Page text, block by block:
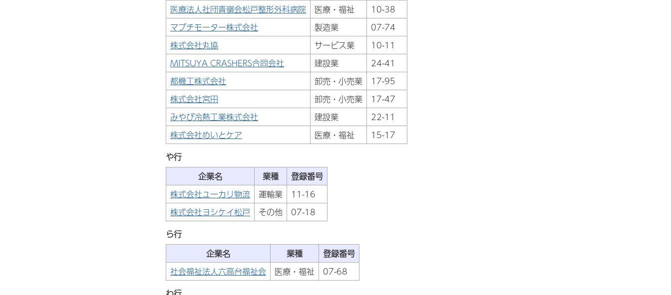
医療法人社団青嶺会松戸整形外科病院
医療・福祉
10-38
マブチモーター株式会社
製造業
07-74
株式会社丸協
サービス業
10-11
MITSUYA CRASHERS合同会社
建設業
24-41
都機工株式会社
卸売・小売業
17-95
株式会社宮田
卸売・小売業
17-47
みやび冷熱工業株式会社
建設業
22-11
株式会社めいとケア
医療・福祉
15-17
や行
企業名
業種
登録番号
株式会社ユーカリ物流
運輸業
11-16
株式会社ヨシケイ松戸
その他
07-18
ら行
企業名
業種
登録番号
社会福祉法人六高台福祉会
医療・福祉
07-68